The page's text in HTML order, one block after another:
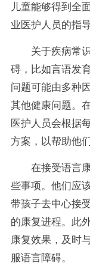
儿童能够得到全
业医护人员的指
关于疾病常
碍，比如言语发
问题可能由多种
其他健康问题。
医护人员会根据
方案，以帮助他
在接受语言
些事项。他们应
带孩子去中心接
的康复进程。此
康复效果，及时
服语言障碍。